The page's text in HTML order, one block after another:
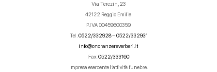
Via Terezin, 23
42122 Reggio Emilia
P.IVA 00459600359
Tel. 0522/332928–0522/332931
info@onoranzereverberi.it
Fax. 0522/333160
Impresa esercente l’attività funebre.